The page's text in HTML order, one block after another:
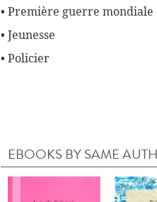
• Première guerre mondiale
• Jeunesse
• Policier
EBOOKS BY SAME